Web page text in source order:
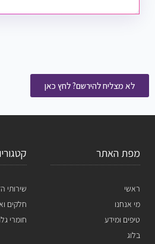
לא מצליח להירשם? לחץ כאן
מפת האתר
ראשי
מי אנחנו
טיפים ומידע
בלוג
שירותי
חלקים
חומרי